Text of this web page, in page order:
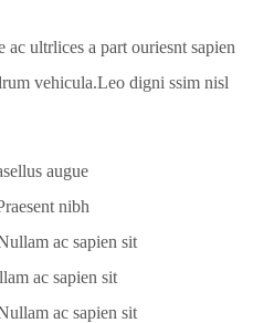
ultrlices a part ouriesnt sapien
vehicula.Leo digni ssim nisl
augue
nibh
ac sapien sit
ac sapien sit
ac sapien sit